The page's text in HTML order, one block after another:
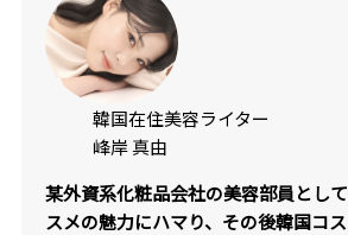
韓国在住美容ライター
峰岸 真由
某外資系化粧品会社の美容部員とし
スメの魅力にハマり、その後韓国コ